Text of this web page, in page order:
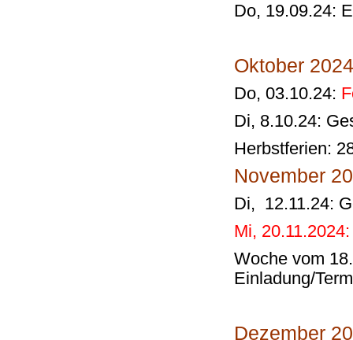
Do, 19.09.24:
Oktober
Do, 03.10.24:
Di, 8.10.24:
Herbstferien:
November
Di, 12.11.24:
Mi,
Woche vom
Einladung/
Dezember